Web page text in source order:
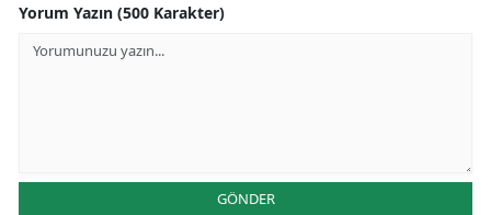
Yorum Yazın (500 Karakter)
GÖNDER